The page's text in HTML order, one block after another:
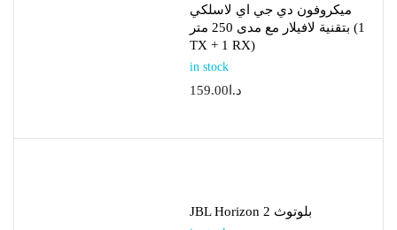
ميكروفون دي جي اي لاسلكي
بتقنية لافيلار مع مدى 250 متر (1
TX + 1 RX)
in stock
د.ا 159.00
JBL Horizon 2 بلوتوث